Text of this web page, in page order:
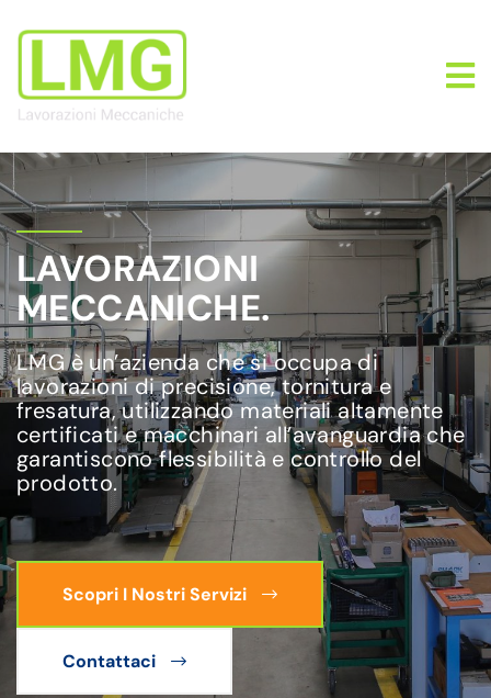
LAVORAZIONI
MECCANICHE.
LMG è un’azienda che si occupa di
lavorazioni di precisione, tornitura e
fresatura, utilizzando materiali altamente
certificati e macchinari all’avanguardia che
garantiscono flessibilità e controllo del
prodotto.
Scopri I Nostri Servizi
Contattaci